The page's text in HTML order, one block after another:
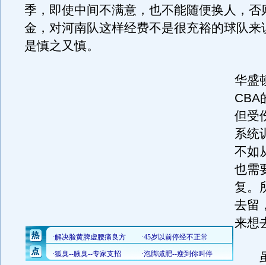
季，即使中间不满意，也不能随便换人，否
金，对河南队这样经费不是很充裕的球队来
是慎之又慎。
华盛
CBA
但受
系统
不如
也需
复。
去留
来想
虽